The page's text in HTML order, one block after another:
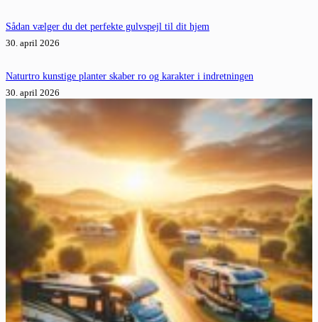
Sådan vælger du det perfekte gulvspejl til dit hjem
30. april 2026
Naturtro kunstige planter skaber ro og karakter i indretningen
30. april 2026